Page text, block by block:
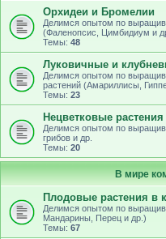
Орхидеи и Бромелии
Делимся опытом по
(Фаленопсис, Цимбидиум и
Темы: 48
Луковичные и
Делимся опытом по
растений (Амариллисы,
Темы: 23
Нецветковые растения
Делимся опытом по
грибов и др.
Темы: 20
В мире
Плодовые растения в
Делимся опытом по
Мандарины, Перец и др.)
Темы: 67